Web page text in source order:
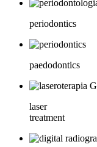
periodontics
paedodontics
laser
treatment